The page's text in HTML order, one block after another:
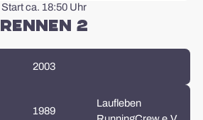
Start ca. 18:50 Uhr
Rennen 2
2003
1989
Laufleben